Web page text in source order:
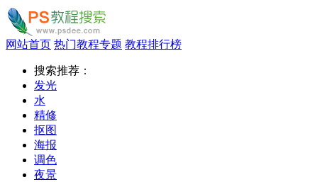
网站首页 热门教程专题 教程排行榜
搜索推荐：
发光
水
精修
抠图
海报
调色
夜景